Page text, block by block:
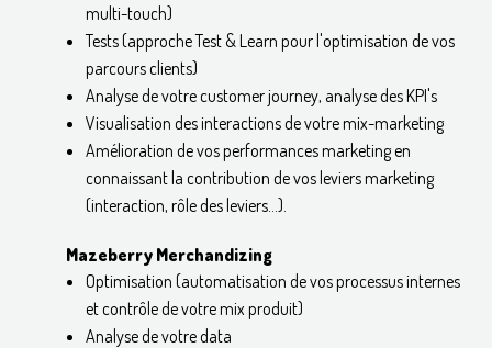
multi-touch)
Tests (approche Test & Learn pour l'optimisation de vos
parcours clients)
Analyse de votre customer journey, analyse des KPI's
Visualisation des interactions de votre mix-marketing
Amélioration de vos performances marketing en
connaissant la contribution de vos leviers marketing
(interaction, rôle des leviers...).
Mazeberry Merchandizing
Optimisation (automatisation de vos processus internes
et contrôle de votre mix produit)
Analyse de votre data